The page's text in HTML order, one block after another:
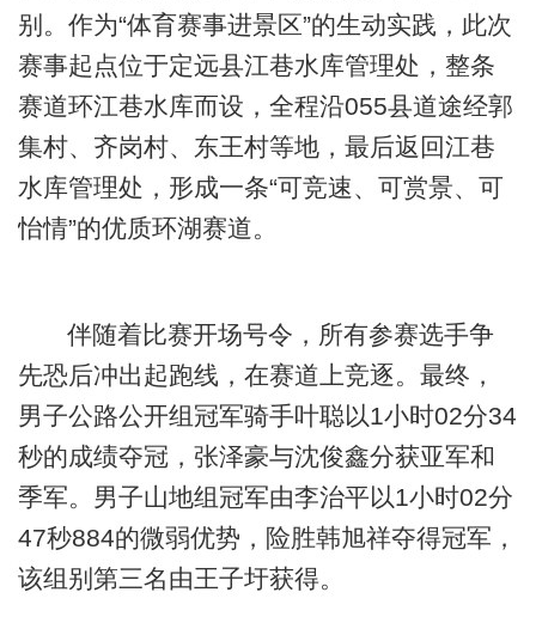
别。作为“体育赛事进景区”的生动实践，此次
赛事起点位于定远县江巷水库管理处，整条
赛道环江巷水库而设，全程沿055县道途经郭
集村、齐岗村、东王村等地，最后返回江巷
水库管理处，形成一条“可竞速、可赏景、可
怡情”的优质环湖赛道。
伴随着比赛开场号令，所有参赛选手争
先恐后冲出起跑线，在赛道上竞逐。最终，
男子公路公开组冠军骑手叶聪以1小时02分34
秒的成绩夺冠，张泽豪与沈俊鑫分获亚军和
季军。男子山地组冠军由李治平以1小时02分
47秒884的微弱优势，险胜韩旭祥夺得冠军，
该组别第三名由王子圩获得。